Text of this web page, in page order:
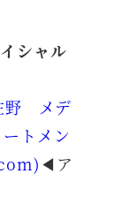
シャル
野 メデ
トメン
◀ア